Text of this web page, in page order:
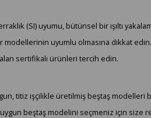
(SI) uyumu, bütünsel bir ışıltı
uyumlu olmasına dikkat
sertifikalı ürünleri tercih edin.
titiz işçilikle üretilmiş beştaş modelleri
uygun beştaş modelini seçmeniz için size